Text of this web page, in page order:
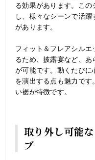
る効果があります。こ
し、様々なシーンで活
があります。
フィット＆フレアシル
るため、披露宴など、あ
が可能です。動くたびに
を演出する点も魅力で
い裾が特徴です。
取り外し可能
ブ